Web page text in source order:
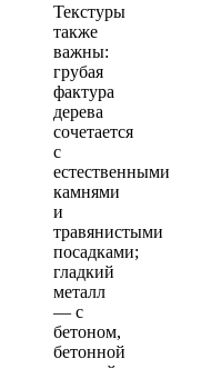
Текстуры
также
важны:
грубая
фактура
дерева
сочетается
с
естественными
камнями
и
травянистыми
посадками;
гладкий
металл
— с
бетоном,
бетонной